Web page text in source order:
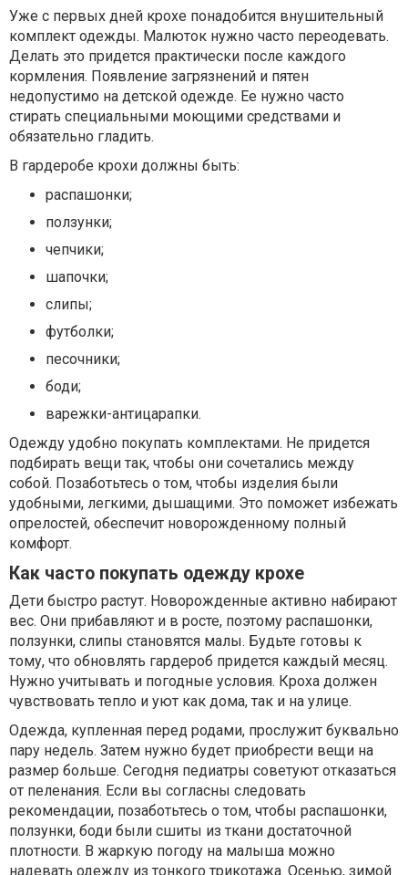
Уже с первых дней крохе понадобится внушительный
комплект одежды. Малюток нужно часто переодевать.
Делать это придется практически после каждого
кормления. Появление загрязнений и пятен
недопустимо на детской одежде. Ее нужно часто
стирать специальными моющими средствами и
обязательно гладить.
В гардеробе крохи должны быть:
распашонки;
ползунки;
чепчики;
шапочки;
слипы;
футболки;
песочники;
боди;
варежки-антицарапки.
Одежду удобно покупать комплектами. Не придется
подбирать вещи так, чтобы они сочетались между
собой. Позаботьтесь о том, чтобы изделия были
удобными, легкими, дышащими. Это поможет избежать
опрелостей, обеспечит новорожденному полный
комфорт.
Как часто покупать одежду крохе
Дети быстро растут. Новорожденные активно набирают
вес. Они прибавляют и в росте, поэтому распашонки,
ползунки, слипы становятся малы. Будьте готовы к
тому, что обновлять гардероб придется каждый месяц.
Нужно учитывать и погодные условия. Кроха должен
чувствовать тепло и уют как дома, так и на улице.
Одежда, купленная перед родами, прослужит буквально
пару недель. Затем нужно будет приобрести вещи на
размер больше. Сегодня педиатры советуют отказаться
от пеленания. Если вы согласны следовать
рекомендации, позаботьтесь о том, чтобы распашонки,
ползунки, боди были сшиты из ткани достаточной
плотности. В жаркую погоду на малыша можно
надевать одежду из тонкого трикотажа. Осенью, зимой